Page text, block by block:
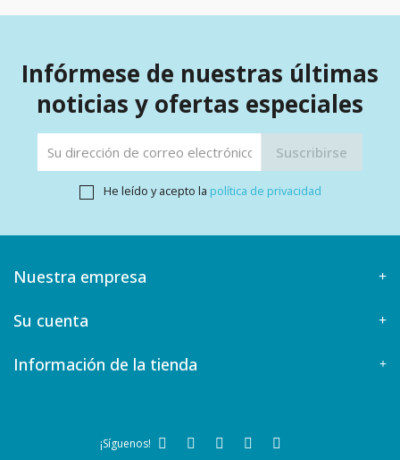
Infórmese de nuestras últimas
noticias y ofertas especiales
He leído y acepto la política de privacidad
Nuestra empresa
Su cuenta
Información de la tienda
¡Síguenos!